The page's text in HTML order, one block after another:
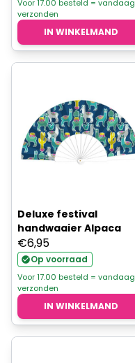
Voor 17.00 besteld = vandaag
verzonden
IN WINKELMAND
Deluxe festival
handwaaier Alpaca
€6,95
Op voorraad
Voor 17.00 besteld = vandaag
verzonden
IN WINKELMAND